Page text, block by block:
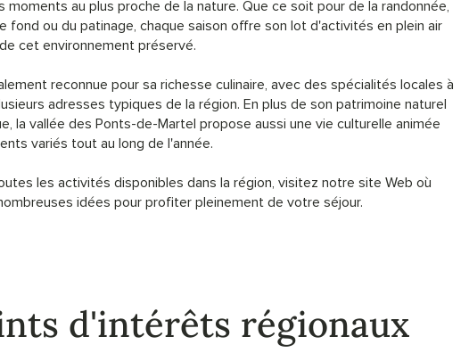
moments au plus proche de la nature. Que ce soit pour de la randonnée,
fond ou du patinage, chaque saison offre son lot d'activités en plein air
cet environnement préservé.
reconnue pour sa richesse culinaire, avec des spécialités locales à
adresses typiques de la région. En plus de son patrimoine naturel
la vallée des Ponts-de-Martel propose aussi une vie culturelle animée
variés tout au long de l'année.
les activités disponibles dans la région, visitez notre site Web où
idées pour profiter pleinement de votre séjour.
d'intérêts régionaux